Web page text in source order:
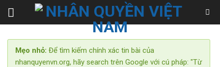
Skip
Mẹo nhỏ: Để tìm kiếm chính xác tin bài của
nhanquyenvn.org, hãy search trên Google với cú pháp: "Từ